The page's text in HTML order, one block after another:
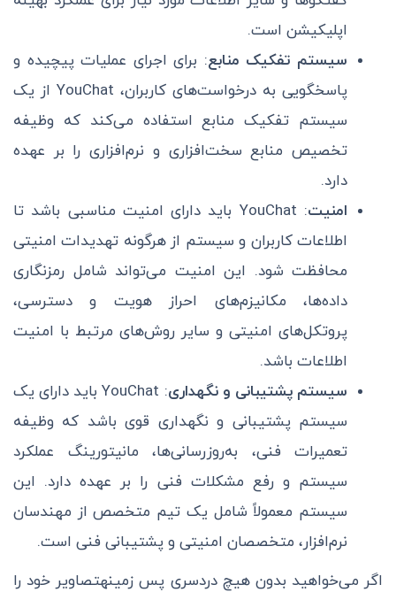
اپلیکیشن است.
سیستم تفکیک منابع: برای اجرای عملیات پیچیده و
پاسخگویی به درخواست‌های کاربران، YouChat از یک
سیستم تفکیک منابع استفاده می‌کند که وظیفه
تخصیص منابع سخت‌افزاری و نرم‌افزاری را بر عهده
دارد.
امنیت
: YouChat باید دارای امنیت مناسبی باشد تا
اطلاعات کاربران و سیستم از هرگونه تهدیدات امنیتی
محافظت شود. این امنیت می‌تواند شامل رمزنگاری
داده‌ها، مکانیزم‌های احراز هویت و دسترسی،
پروتکل‌های امنیتی و سایر روش‌های مرتبط با امنیت
اطلاعات باشد.
سیستم پشتیبانی و نگهداری
: YouChat باید دارای یک
سیستم پشتیبانی و نگهداری قوی باشد که وظیفه
تعمیرات فنی، به‌روزرسانی‌ها، مانیتورینگ عملکرد
سیستم و رفع مشکلات فنی را بر عهده دارد. این
سیستم معمولاً شامل یک تیم متخصص از مهندسان
نرم‌افزار، متخصصان امنیتی و پشتیبانی فنی است.
اگر می‌خواهید بدون هیچ دردسری پس زمینهتصاویر خود را